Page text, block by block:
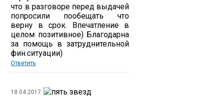
что в разговоре перед выдачей
попросили пообещать что
верну в срок. Впечатление в
целом позитивное) Благодарна
за помощь в затруднительной
фин.ситуации)
Ответить
18.04.2017